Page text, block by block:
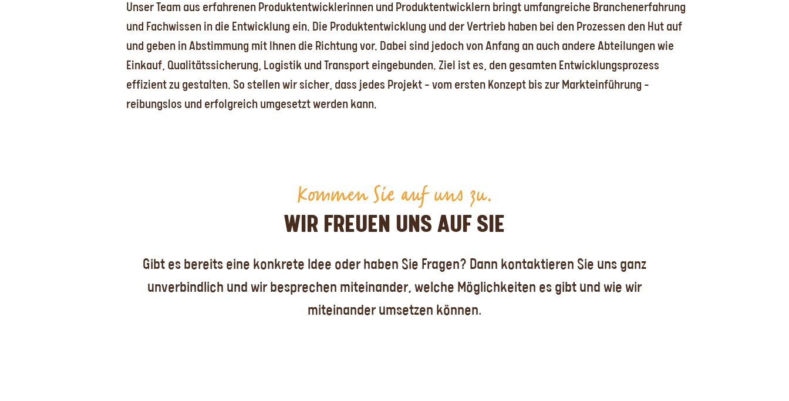
Unser Team aus erfahrenen Produktentwicklerinnen und Produktentwicklern bringt umfangreiche Branchenerfahrung
und Fachwissen in die Entwicklung ein. Die Produktentwicklung und der Vertrieb haben bei den Prozessen den Hut auf
und geben in Abstimmung mit Ihnen die Richtung vor. Dabei sind jedoch von Anfang an auch andere Abteilungen wie
Einkauf, Qualitätssicherung, Logistik und Transport eingebunden. Ziel ist es, den gesamten Entwicklungsprozess
effizient zu gestalten. So stellen wir sicher, dass jedes Projekt – vom ersten Konzept bis zur Markteinführung –
reibungslos und erfolgreich umgesetzt werden kann.
Kommen Sie auf uns zu.
WIR FREUEN UNS AUF SIE
Gibt es bereits eine konkrete Idee oder haben Sie Fragen? Dann kontaktieren Sie uns ganz
unverbindlich und wir besprechen miteinander, welche Möglichkeiten es gibt und wie wir
miteinander umsetzen können.